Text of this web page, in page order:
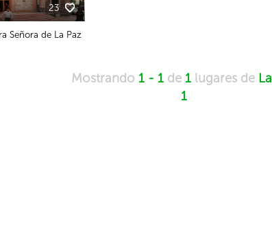
23
Señora de La Paz
Mostrando 1 - 1 de 1 lugares de
1